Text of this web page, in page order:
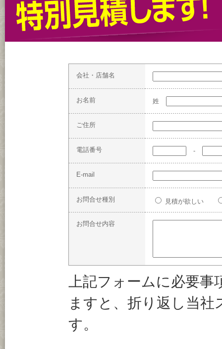
会社・店舗名
お名前 姓
ご住所
電話番号 -
E-mail
お問合せ種別 見積が欲しい
お問合せ内容
上記フォームに必要
ますと、折り返し当
す。